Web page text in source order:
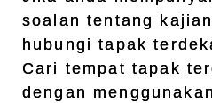
soalan tentang
hubungi tapak
Cari tempat tapak
dengan